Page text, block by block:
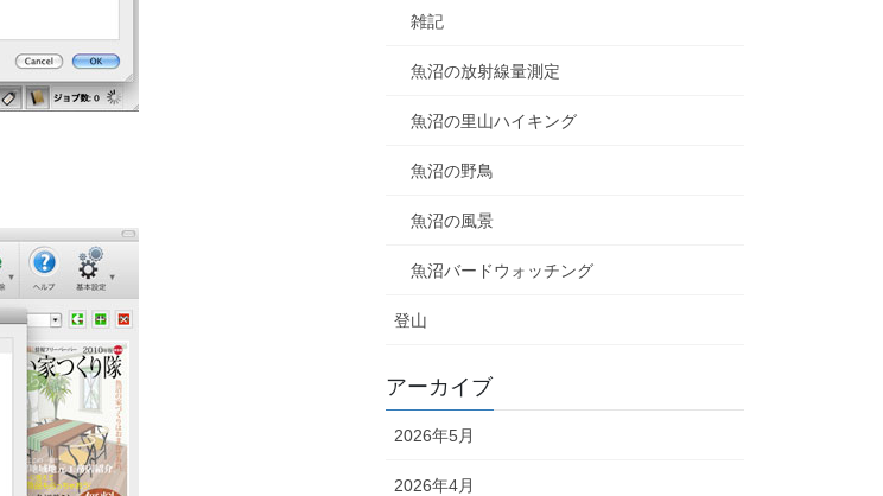
雑記
魚沼の放射線量測定
魚沼の里山ハイキング
魚沼の野鳥
魚沼の風景
魚沼バードウォッチング
登山
アーカイブ
2026年5月
2026年4月